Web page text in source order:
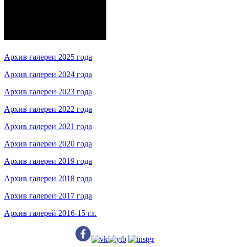
Архив галереи 2025 года
Архив галереи 2024 года
Архив галереи 2023 года
Архив галереи 2022 года
Архив галереи 2021 года
Архив галереи 2020 года
Архив галереи 2019 года
Архив галереи 2018 года
Архив галереи 2017 года
Архив галерей 2016-15 г.г.